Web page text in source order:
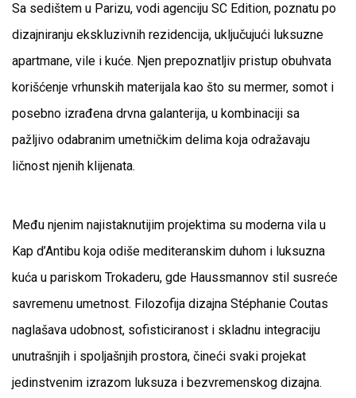
Sa sedištem u Parizu, vodi agenciju SC Edition, poznatu po
dizajniranju ekskluzivnih rezidencija, uključujući luksuzne
apartmane, vile i kuće. Njen prepoznatljiv pristup obuhvata
korišćenje vrhunskih materijala kao što su mermer, somot i
posebno izrađena drvna galanterija, u kombinaciji sa
pažljivo odabranim umetničkim delima koja odražavaju
ličnost njenih klijenata.
Među njenim najistaknutijim projektima su moderna vila u
Kap d’Antibu koja odiše mediteranskim duhom i luksuzna
kuća u pariskom Trokaderu, gde Haussmannov stil susreće
savremenu umetnost. Filozofija dizajna Stéphanie Coutas
naglašava udobnost, sofisticiranost i skladnu integraciju
unutrašnjih i spoljašnjih prostora, čineći svaki projekat
jedinstvenim izrazom luksuza i bezvremenskog dizajna.